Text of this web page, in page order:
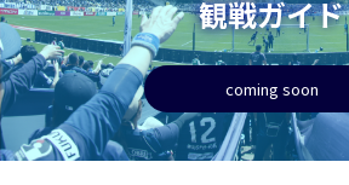
観戦ガイド
coming soon